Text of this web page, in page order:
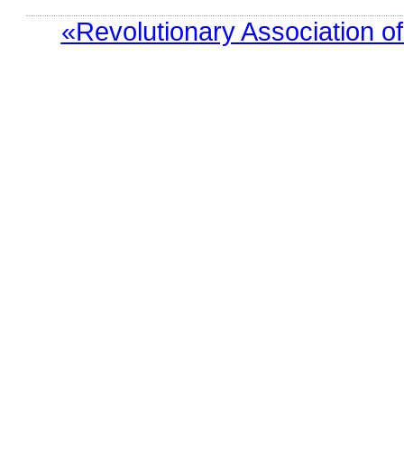
«Revolutionary Association